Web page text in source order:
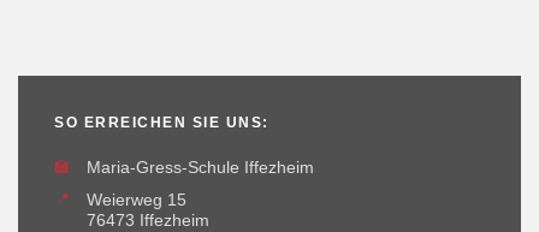
SO ERREICHEN SIE UNS:
🏫
Maria-Gress-Schule Iffezheim
📍
Weierweg 15
76473 Iffezheim